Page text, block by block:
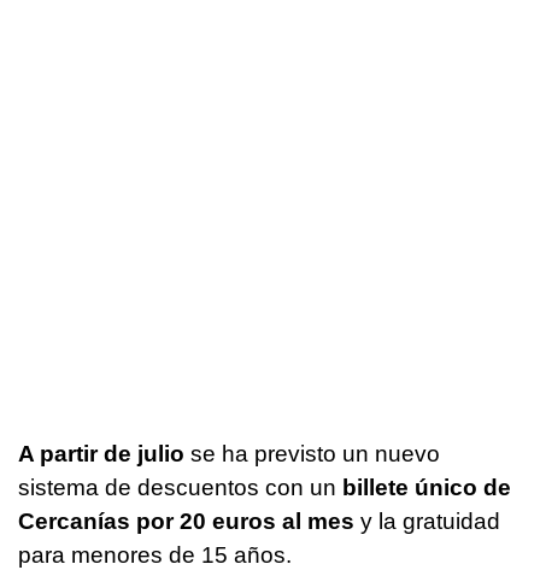
A partir de julio se ha previsto un nuevo
sistema de descuentos con un billete único de
Cercanías por 20 euros al mes y la gratuidad
para menores de 15 años.